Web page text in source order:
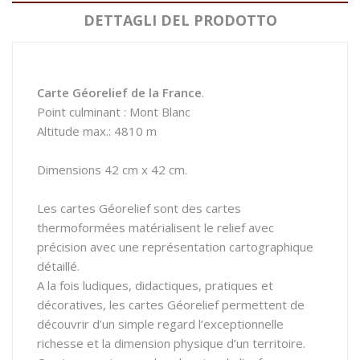
DETTAGLI DEL PRODOTTO
Carte Géorelief de la France.
Point culminant : Mont Blanc
Altitude max.: 4810 m
Dimensions 42 cm x 42 cm.
Les cartes Géorelief sont des cartes
thermoformées matérialisent le relief avec
précision avec une représentation cartographique
détaillé.
A la fois ludiques, didactiques, pratiques et
décoratives, les cartes Géorelief permettent de
découvrir d’un simple regard l’exceptionnelle
richesse et la dimension physique d’un territoire.